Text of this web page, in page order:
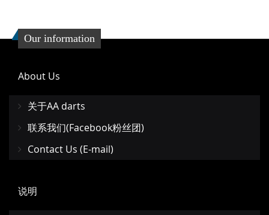
Our information
About Us
关于AA darts
联系我们(Facebook粉丝团)
Contact Us (E-mail)
说明